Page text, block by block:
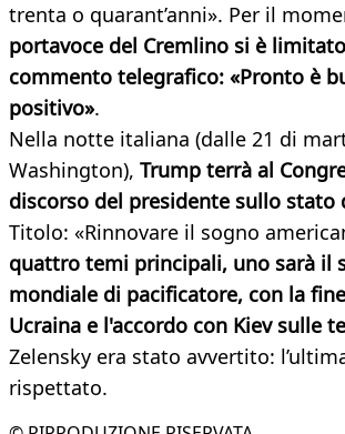
trenta o quarant’anni». Per il
portavoce del Cremlino si è
commento telegrafico: «Pronto è
positivo».
Nella notte italiana (dalle 21 di
Washington), Trump terrà al
discorso del presidente sullo stato
Titolo: «Rinnovare il sogno
quattro temi principali, uno sarà il
mondiale di pacificatore, con la
Ucraina e l'accordo con Kiev sulle
Zelensky era stato avvertito:
rispettato.